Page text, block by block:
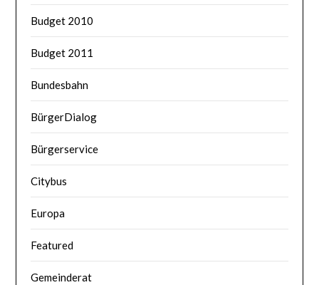
Budget 2010
Budget 2011
Bundesbahn
BürgerDialog
Bürgerservice
Citybus
Europa
Featured
Gemeinderat